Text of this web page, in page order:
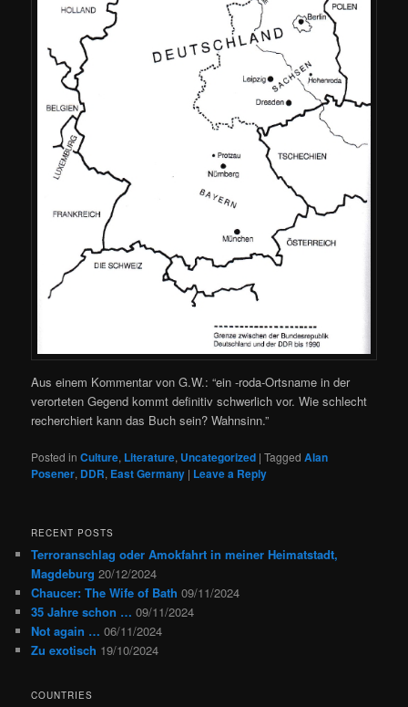
Aus einem Kommentar von G.W.: “ein -roda-Ortsname in der
verorteten Gegend kommt definitiv schwerlich vor. Wie schlecht
recherchiert kann das Buch sein? Wahnsinn.”
Posted in Culture, Literature, Uncategorized |Tagged Alan
Posener, DDR, East Germany | Leave a Reply
RECENT POSTS
Terroranschlag oder Amokfahrt in meiner Heimatstadt,
Magdeburg 20/12/2024
Chaucer: The Wife of Bath 09/11/2024
35 Jahre schon … 09/11/2024
Not again … 06/11/2024
Zu exotisch 19/10/2024
COUNTRIES